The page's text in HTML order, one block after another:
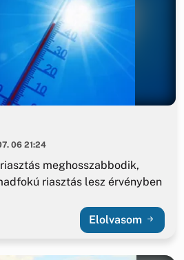
06 21:24
meghosszabbodik,
riasztás lesz érvényben
Elolvasom